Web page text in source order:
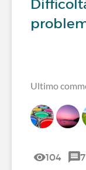
Ultimo
104 7